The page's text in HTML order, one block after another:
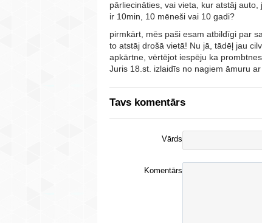
pārliecināties, vai vieta, kur atstāj
ir 10min, 10 mēneši vai 10 gadi?
pirmkārt, mēs paši esam atbildīgi par
to atstāj drošā vietā! Nu jā, tādēļ jau
apkārtne, vērtējot iespēju ka
Juris 18.st. izlaidīs no nagiem āmuru ar
Tavs komentārs
Vārds
Komentārs